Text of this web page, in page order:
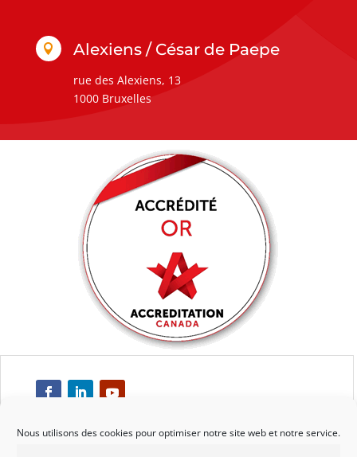
Nous utilisons des cookies pour optimiser notre site web et notre service.
 Alexiens / César de Paepe
rue des Alexiens, 13
1000 Bruxelles